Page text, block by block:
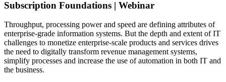
Subscription Foundations | Webinar
Throughput, processing power and speed are defining attributes of
enterprise-grade information systems. But the depth and extent of IT
challenges to monetize enterprise-scale products and services drives
the need to digitally transform revenue management systems,
simplify processes and increase the use of automation in both IT and
the business.